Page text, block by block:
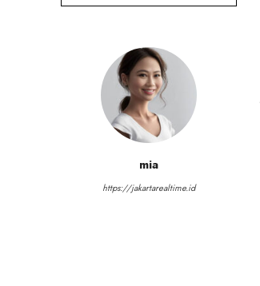
mia
https://jakartarealtime.id